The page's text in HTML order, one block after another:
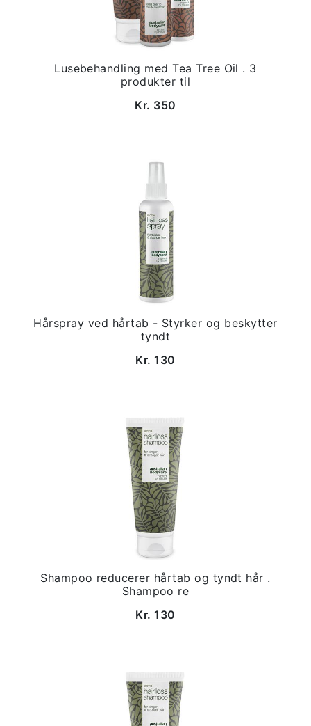
Lusebehandling med Tea Tree Oil . 3
produkter til
Kr. 350
Hårspray ved hårtab - Styrker og beskytter
tyndt
Kr. 130
Shampoo reducerer hårtab og tyndt hår .
Shampoo re
Kr. 130